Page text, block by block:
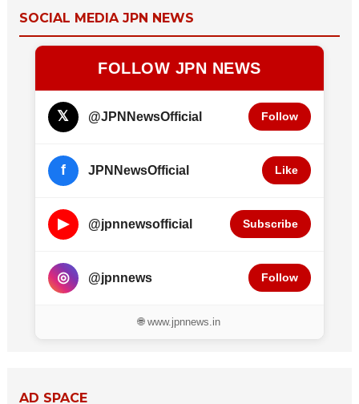
SOCIAL MEDIA JPN NEWS
FOLLOW JPN NEWS
𝕏 @JPNNewsOfficial Follow
f JPNNewsOfficial Like
▶ @jpnnewsofficial Subscribe
◎ @jpnnews Follow
🌐 www.jpnnews.in
AD SPACE